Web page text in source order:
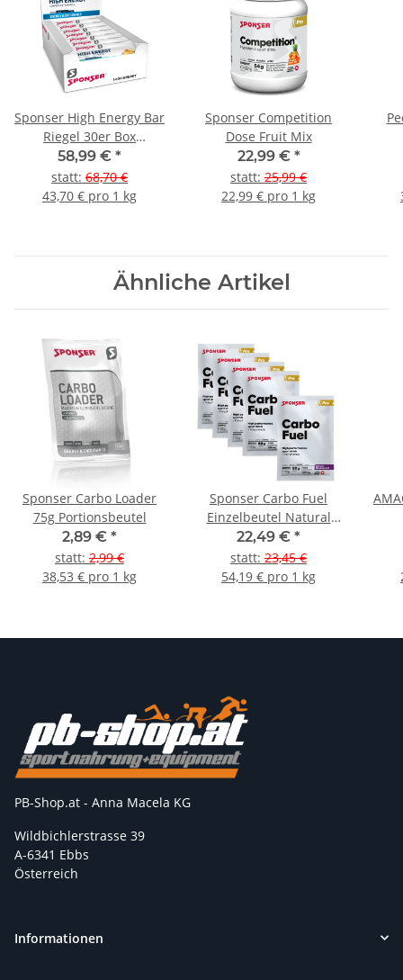
Sponser High Energy Bar
Riegel 30er Box
gemischt
58,99 € *
statt: 68,70 €
43,70 € pro 1 kg
Sponser Competition
Dose Fruit Mix
22,99 € *
statt: 25,99 €
22,99 € pro 1 kg
Ähnliche Artikel
Sponser Carbo Loader
75g Portionsbeutel
2,89 € *
statt: 2,99 €
38,53 € pro 1 kg
Sponser Carbo Fuel
Einzelbeutel Natural
Blackcurrant 5er Pack
22,49 € *
statt: 23,45 €
54,19 € pro 1 kg
PB-Shop.at - Anna Macela KG
Wildbichlerstrasse 39
A-6341 Ebbs
Österreich
Informationen